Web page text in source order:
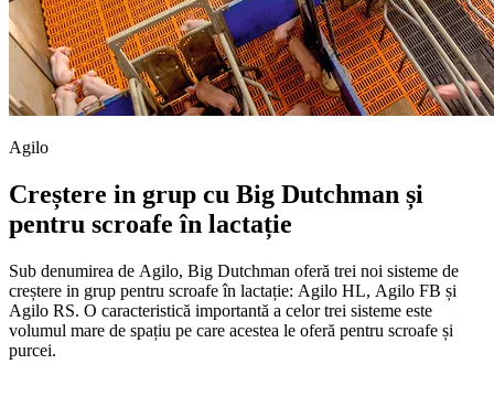
Agilo
Creștere in grup cu Big Dutchman și
pentru scroafe în lactație
Sub denumirea de Agilo, Big Dutchman oferă trei noi sisteme de
creștere in grup pentru scroafe în lactație: Agilo HL, Agilo FB și
Agilo RS. O caracteristică importantă a celor trei sisteme este
volumul mare de spațiu pe care acestea le oferă pentru scroafe și
purcei.